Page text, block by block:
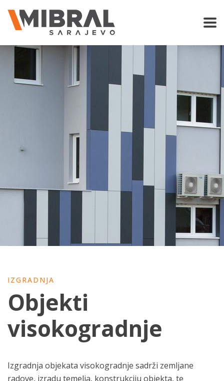
IZGRADNJA
Objekti
visokogradnje
Izgradnja objekata visokogradnje sadrži zemljane
radove, izradu temelja, konstrukciju objekta, te